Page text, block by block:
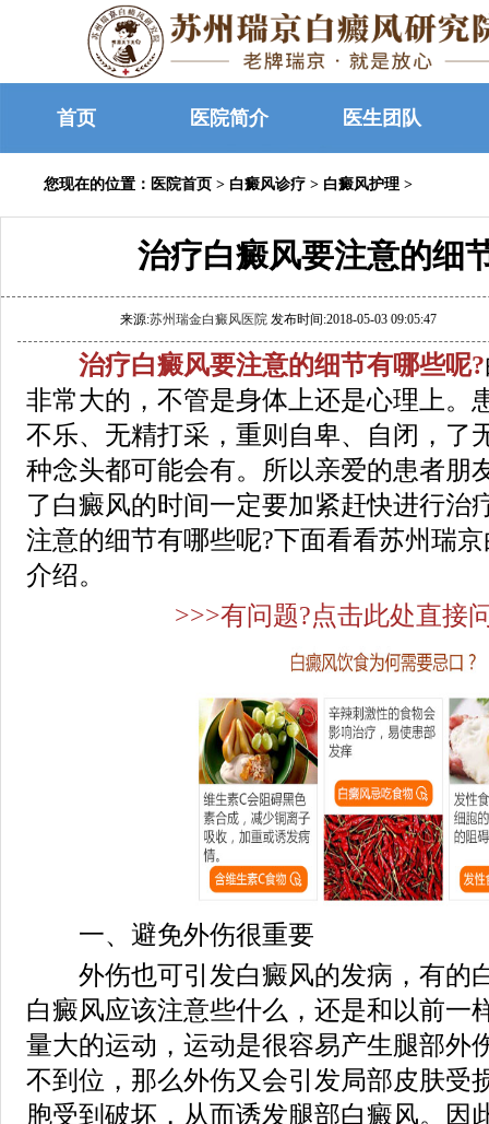
首页 医院简介 医生团队
您现在的位置： 医院首页 > 白癜风诊疗 > 白癜风护理 >
治疗白癜风要注意的细
来源:苏州瑞金白癜风医院 发布时间:2018-05-03 09:05:47
治疗白癜风要注意的细节有哪些呢?
非常大的，不管是身体上还是心理上。
不乐、无精打采，重则自卑、自闭，了
种念头都可能会有。所以亲爱的患者朋
了白癜风的时间一定要加紧赶快进行治
注意的细节有哪些呢?下面看看苏州瑞
介绍。
>>>有问题?点击此处直接
一、避免外伤很重要
外伤也可引发白癜风的发病，有的
白癜风应该注意些什么，还是和以前一
量大的运动，运动是很容易产生腿部外
不到位，那么外伤又会引发局部皮肤受
胞受到破坏，从而诱发腿部白癜风。因